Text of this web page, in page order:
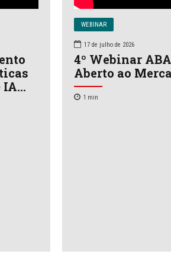
IA…
WEBINAR
17 de julho de 2026
4º Webinar
Aberto ao
1 min